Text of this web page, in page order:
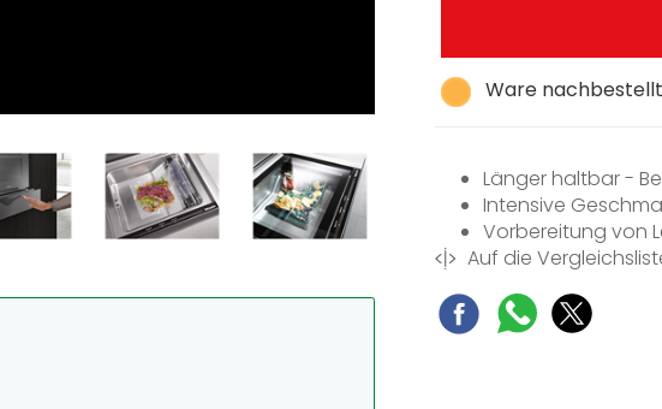
Ware
Länger haltbar -
Intensive
Vorbereitung von
Einfachste
Auf die